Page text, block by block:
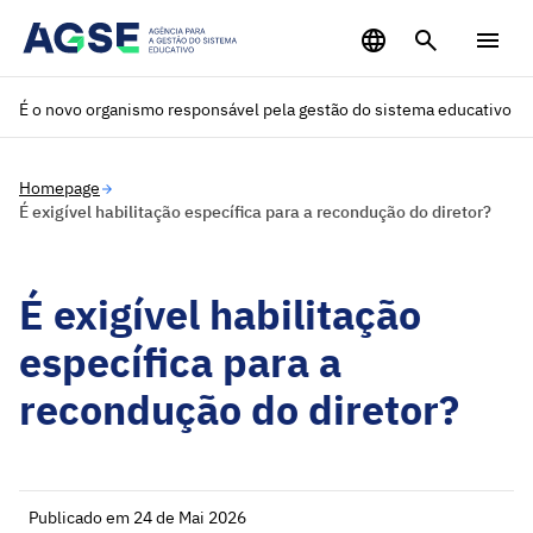
É o novo organismo responsável pela gestão do sistema educativo
Homepage
É exigível habilitação específica para a recondução do diretor?
É exigível habilitação
específica para a
recondução do diretor?
Publicado em 24 de Mai 2026